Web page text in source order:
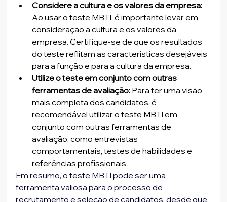
Considere a cultura e os valores da empresa:
Ao usar o teste MBTI, é importante levar em
consideração a cultura e os valores da
empresa. Certifique-se de que os resultados
do teste reflitam as características desejáveis
para a função e para a cultura da empresa.
Utilize o teste em conjunto com outras
ferramentas de avaliação: Para ter uma visão
mais completa dos candidatos, é
recomendável utilizar o teste MBTI em
conjunto com outras ferramentas de
avaliação, como entrevistas
comportamentais, testes de habilidades e
referências profissionais.
Em resumo, o teste MBTI pode ser uma
ferramenta valiosa para o processo de
recrutamento e seleção de candidatos, desde que